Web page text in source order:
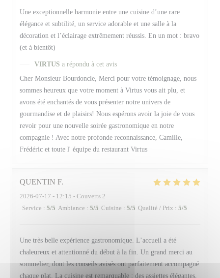
Une exceptionnelle harmonie entre une cuisine d’une rare
élégance et subtilité, un service adorable et une salle à la
décoration et l’éclairage extrêmement réussis. En un mot : bravo
(et à bientôt)
VIRTUS a répondu à cet avis
Cher Monsieur Bourdoncle, Merci pour votre témoignage, nous
sommes heureux que votre moment à Virtus vous ait plu, et
avons été enchantés de vous présenter notre univers de
gourmandise et de plaisirs! Nous espérons avoir la joie de vous
revoir pour une nouvelle soirée gastronomique en notre
compagnie ! Avec notre profonde reconnaissance, Camille,
Frédéric et toute l' équipe du restaurant Virtus
QUENTIN F
2026-07-17 - 12:15 - Couverts 2
Service : 5/5 Ambiance : 5/5 Cuisine : 5/5 Qualité / Prix : 5/5
Une très belle expérience gastronomique. L’accueil a été
chaleureux et attentionné du début à la fin. Un grand merci au
sommelier, dont les conseils avisés ont parfaitement accompagné
chaque plat. La cuisine est remarquable : des assiettes élégantes,